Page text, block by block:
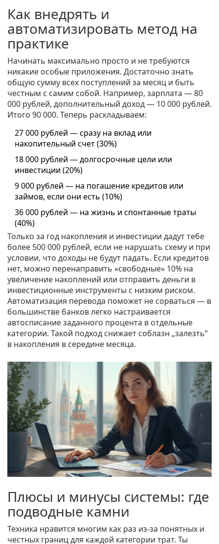
Как внедрять и
автоматизировать метод на
практике
Начинать максимально просто и не требуются
никакие особые приложения. Достаточно знать
общую сумму всех поступлений за месяц и быть
честным с самим собой. Например, зарплата — 80
000 рублей, дополнительный доход — 10 000 рублей.
Итого 90 000. Теперь раскладываем:
27 000 рублей — сразу на вклад или
накопительный счет (30%)
18 000 рублей — долгосрочные цели или
инвестиции (20%)
9 000 рублей — на погашение кредитов или
займов, если они есть (10%)
36 000 рублей — на жизнь и спонтанные траты
(40%)
Только за год накопления и инвестиции дадут тебе
более 500 000 рублей, если не нарушать схему и при
условии, что доходы не будут падать. Если кредитов
нет, можно перенаправить «свободные» 10% на
увеличение накоплений или отправить деньги в
инвестиционные инструменты с низким риском.
Автоматизация перевода поможет не сорваться — в
большинстве банков легко настраивается
автосписание заданного процента в отдельные
категории. Такой подход снижает соблазн „залезть“
в накопления в середине месяца.
Плюсы и минусы системы: где
подводные камни
Техника нравится многим как раз из-за понятных и
честных границ для каждой категории трат. Ты